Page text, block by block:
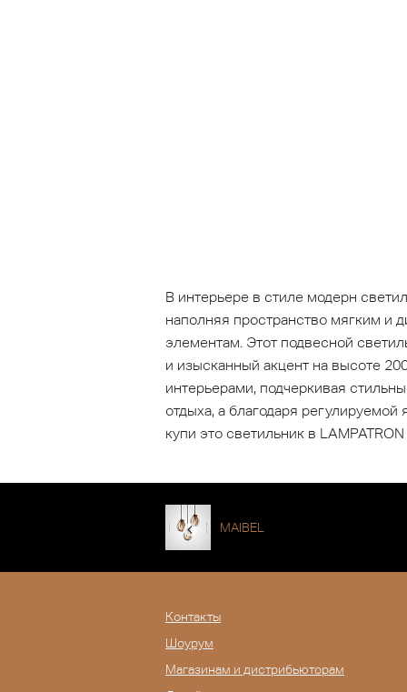
В интерьере в стиле модерн
наполняя пространство мягким и
элементам. Этот подвесной
и изысканный акцент на высоте
интерьерами, подчеркивая
отдыха, а благодаря
купи это светильник в
MAIBEL
Контакты
Шоурум
Магазинам и дистрибьюторам